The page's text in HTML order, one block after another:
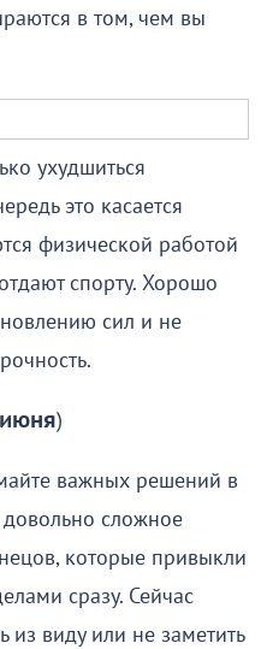
в том, чем вы
ухудшиться
это касается
физической работой
спорту. Хорошо
сил и не
)
важных решений в
сложное
которые привыкли
сразу. Сейчас
из виду или не заметить